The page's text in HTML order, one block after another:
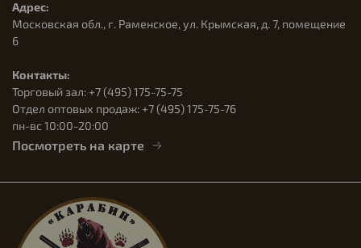
Адрес:
Московская обл., г. Раменское, ул. Крымская, д. 7, помещение
6
Контакты:
Торговый зал: +7 (495) 175-75-75
Отдел оптовых продаж: +7 (495) 175-75-76
пн-вс 10:00-20:00
Посмотреть на карте